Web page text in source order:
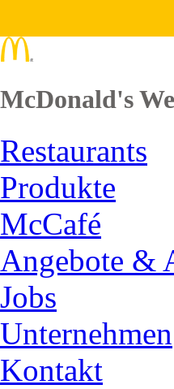
McDonald's
Restaurants
Produkte
McCafé
Angebote &
Jobs
Unternehmen
Kontakt